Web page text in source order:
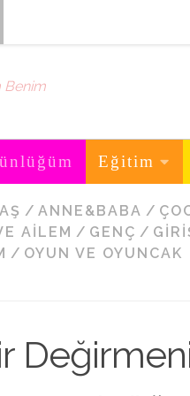
Benim
Eğitim
/ ANNE&BABA /
AILEM / GENÇ /
/ OYUN VE OYUNCAK